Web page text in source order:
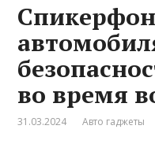
во время
31.03.2024 Авто гаджеты